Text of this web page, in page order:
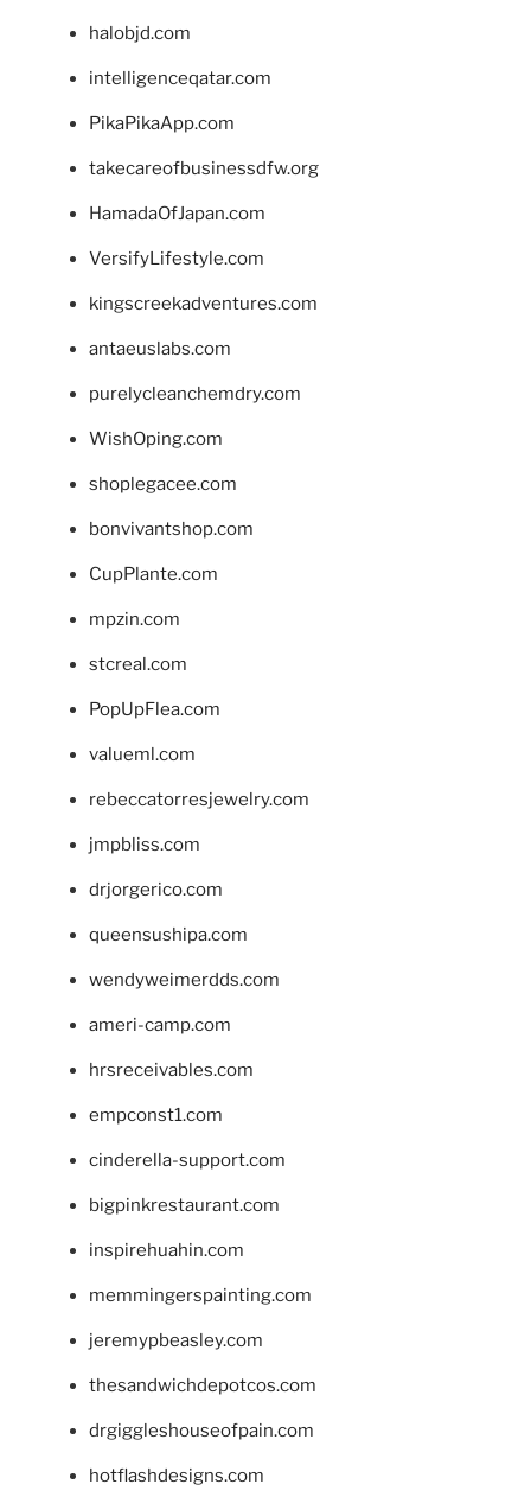
halobjd.com
intelligenceqatar.com
PikaPikaApp.com
takecareofbusinessdfw.org
HamadaOfJapan.com
VersifyLifestyle.com
kingscreekadventures.com
antaeuslabs.com
purelycleanchemdry.com
WishOping.com
shoplegacee.com
bonvivantshop.com
CupPlante.com
mpzin.com
stcreal.com
PopUpFlea.com
valueml.com
rebeccatorresjewelry.com
jmpbliss.com
drjorgerico.com
queensushipa.com
wendyweimerdds.com
ameri-camp.com
hrsreceivables.com
empconst1.com
cinderella-support.com
bigpinkrestaurant.com
inspirehuahin.com
memmingerspainting.com
jeremypbeasley.com
thesandwichdepotcos.com
drgiggleshouseofpain.com
hotflashdesigns.com